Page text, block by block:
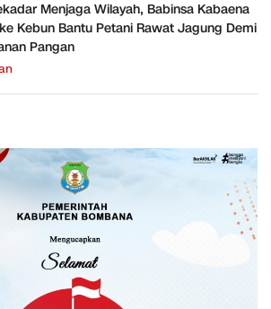
Menjaga Wilayah, Babinsa Kabaena
Kebun Bantu Petani Rawat Jagung Demi
Pangan